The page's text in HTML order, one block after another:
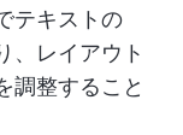
テキストの
、レイアウト
調整すること